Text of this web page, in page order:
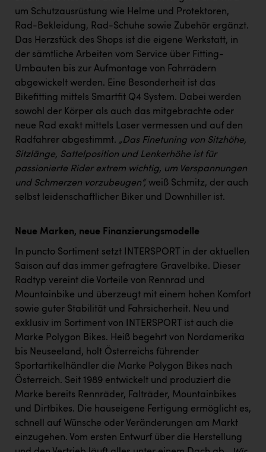
um Schutzausrüstung wie Helme und Protektoren,
Rad-Bekleidung, Rad-Schuhe sowie Zubehör ergänzt.
Das Herzstück des Shops ist die eigene Werkstatt, in
der sämtliche Arbeiten vom Service über Fitting-
Umbauten bis zur Aufmontage von Fahrrädern
abgewickelt werden. Eine Besonderheit ist das
Bikefitting mittels Smartfit Q4 System. Dabei werden
sowohl der Körper als auch das mitgebrachte oder
neue Rad exakt mittels Laser vermessen und auf den
Radfahrer abgestimmt. „Das Finetuning von Sitzhöhe,
Sitzlänge, Sattelposition und Lenkerhöhe ist für
passionierte Rider extrem wichtig, um Verspannungen
und Schmerzen vorzubeugen“, weiß Schmitz, der auch
selbst leidenschaftlicher Biker und Downhiller ist.
Neue Marken, neue Finanzierungsmodelle
In puncto Sortiment setzt INTERSPORT in der aktuellen
Saison auf das immer gefragtere Gravelbike. Dieser
Radtyp vereint die Vorteile von Rennrad und
Mountainbike und überzeugt mit einem hohen Komfort
sowie guter Stabilität und Fahrsicherheit. Neu und
exklusiv im Sortiment von INTERSPORT ist auch die
Marke Polygon Bikes. Heiß begehrt von Nordamerika
bis Neuseeland, holt Österreichs führender
Sportartikelhändler die Marke Polygon Bikes nach
Österreich. Seit 1989 entwickelt und produziert die
Marke bereits Rennräder, Falträder, Mountainbikes
und Dirtbikes. Die hauseigene Fertigung ermöglicht es,
schnell auf Wünsche oder Veränderungen am Markt
einzugehen. Vom ersten Entwurf über die Herstellung